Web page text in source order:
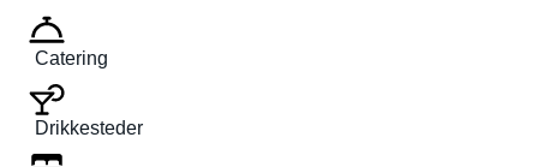
Catering
Drikkesteder